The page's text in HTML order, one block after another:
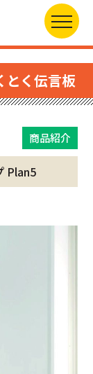
とく伝言板
商品紹介
Plan5